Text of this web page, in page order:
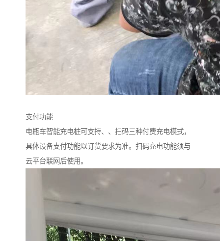
支付功能
电瓶车智能充电桩可支持、、扫码三种付费充电模式，
具体设备支付功能以订货要求为准。扫码充电功能须与
云平台联网后使用。